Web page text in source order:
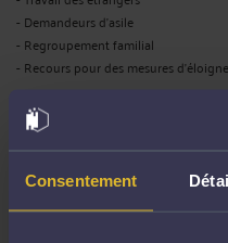
Consentement
- Demandeurs d'asile
- Regroupement familial
- Recours pour des mesures
contentieux
- Marchés publics et procédures de